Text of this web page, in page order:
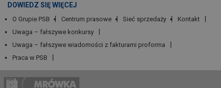
DOWIEDZ SIĘ WIĘCEJ
O Grupie PSB Centrum prasowe Sieć sprzedaży
Kontakt
Uwaga – fałszywe konkursy
Uwaga – fałszywe wiadomości z fakturami proforma
Praca w PSB